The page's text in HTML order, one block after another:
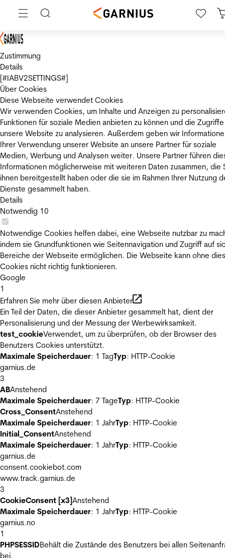
Zustimmung
Details
[#IABV2SETTINGS#]
Über Cookies
Diese Webseite verwendet Cookies
Wir verwenden Cookies, um Inhalte und Anzeigen zu
Funktionen für soziale Medien anbieten zu können und die
unsere Website zu analysieren. Außerdem geben wir
Ihrer Verwendung unserer Website an unsere Partner für soziale
Medien, Werbung und Analysen weiter. Unsere Partner führen
Informationen möglicherweise mit weiteren Daten zusammen, die
ihnen bereitgestellt haben oder die sie im Rahmen Ihrer Nutzung
Dienste gesammelt haben.
Details
Notwendig 10
Notwendige Cookies helfen dabei, eine Webseite nutzbar zu
indem sie Grundfunktionen wie Seitennavigation und Zugriff auf
Bereiche der Webseite ermöglichen. Die Webseite kann ohne
Cookies nicht richtig funktionieren.
Google
1
Erfahren Sie mehr über diesen Anbieter
Ein Teil der Daten, die dieser Anbieter gesammelt hat, dient der
Personalisierung und der Messung der Werbewirksamkeit.
test_cookieVerwendet, um zu überprüfen, ob der Browser des
Benutzers Cookies unterstützt.
Maximale Speicherdauer: 1 TagTyp: HTTP-Cookie
garnius.de
3
ABAnstehend
Maximale Speicherdauer: 7 TageTyp: HTTP-Cookie
Cross_ConsentAnstehend
Maximale Speicherdauer: 1 JahrTyp: HTTP-Cookie
Initial_ConsentAnstehend
Maximale Speicherdauer: 1 JahrTyp: HTTP-Cookie
garnius.de
consent.cookiebot.com
www.track.garnius.de
3
CookieConsent [x3]Anstehend
Maximale Speicherdauer: 1 JahrTyp: HTTP-Cookie
garnius.no
1
PHPSESSIDBehält die Zustände des Benutzers bei allen
bei.